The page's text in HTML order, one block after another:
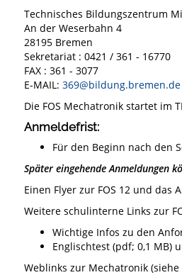
Technisches Bildungszentrum
An der Weserbahn 4
28195 Bremen
Sekretariat : 0421 / 361 - 16770
FAX : 361 - 3077
E-MAIL: 369@bildung.bremen.de
Die FOS Mechatronik startet im
Anmeldefrist:
Für den Beginn nach den
Später eingehende Anmeldungen
Einen Flyer zur FOS 12 und das
Weitere schulinterne Links zur
Wichtige Infos zu den
Englischtest (pdf; 0,1 MB)
Weblinks zur Mechatronik (siehe